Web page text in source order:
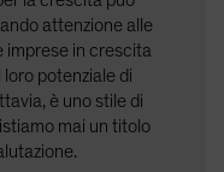
attenzione alle
imprese in crescita
potenziale di
è uno stile di
mai un titolo